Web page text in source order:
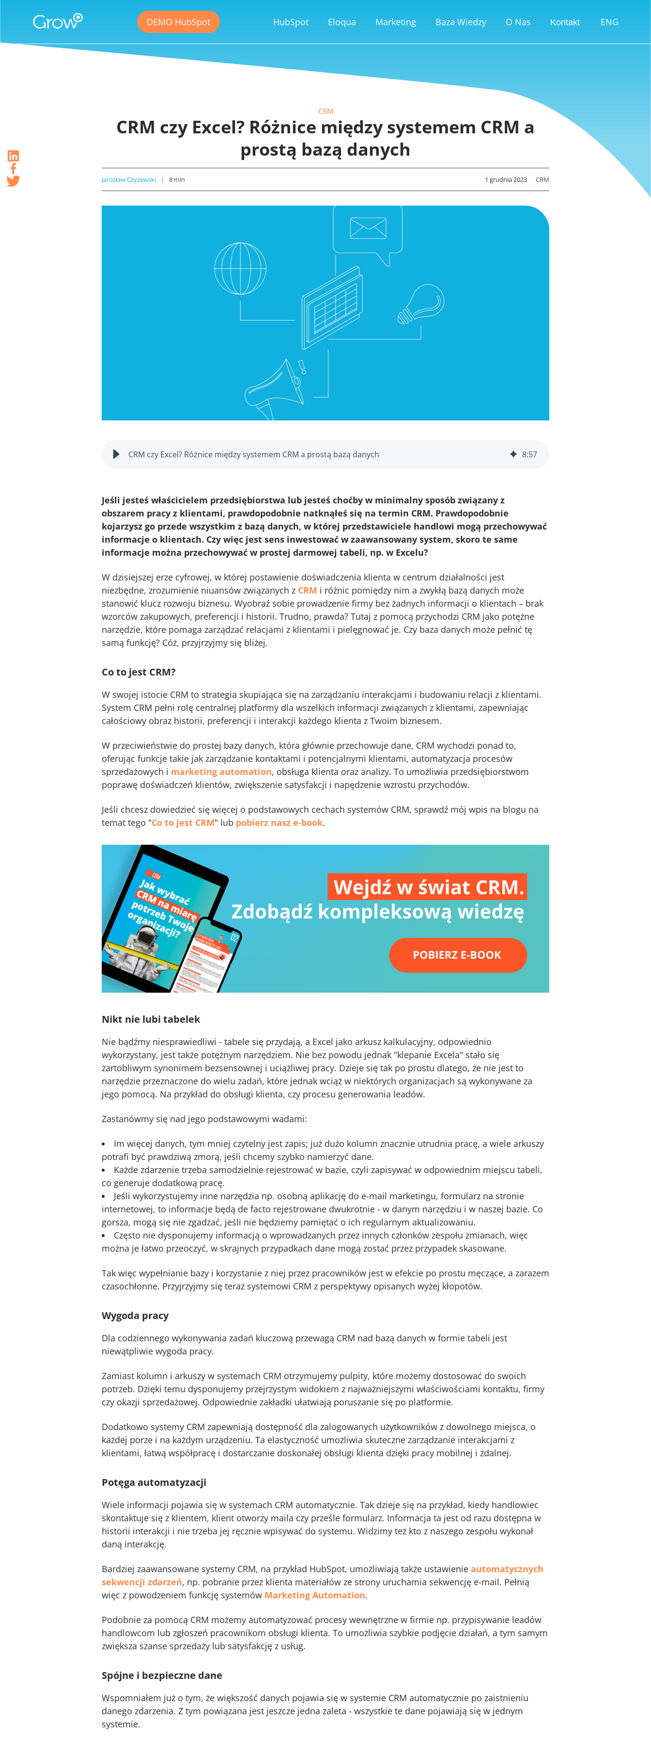
DEMO HubSpot HubSpot Eloqua Marketing Baza Wiedzy O Nas Kontakt ENG
CRM
CRM czy Excel? Różnice między systemem CRM a
prostą bazą danych
Jarosław Czyżewski 8 min 1 grudnia 2023 CRM
CRM czy Excel? Różnice między systemem CRM a prostą bazą danych 8:57
Jeśli jesteś właścicielem przedsiębiorstwa lub jesteś choćby w minimalny sposób związany z
obszarem pracy z klientami, prawdopodobnie natknąłeś się na termin CRM. Prawdopodobnie
kojarzysz go przede wszystkim z bazą danych, w której przedstawiciele handlowi mogą przechowywać
informacje o klientach. Czy więc jest sens inwestować w zaawansowany system, skoro te same
informacje można przechowywać w prostej darmowej tabeli, np. w Excelu?
W dzisiejszej erze cyfrowej, w której postawienie doświadczenia klienta w centrum działalności jest
niezbędne, zrozumienie niuansów związanych z CRM i różnic pomiędzy nim a zwykłą bazą danych może
stanowić klucz rozwoju biznesu. Wyobraź sobie prowadzenie firmy bez żadnych informacji o klientach – brak
wzorców zakupowych, preferencji i historii. Trudno, prawda? Tutaj z pomocą przychodzi CRM jako potężne
narzędzie, które pomaga zarządzać relacjami z klientami i pielęgnować je. Czy baza danych może pełnić tę
samą funkcję? Cóż, przyjrzyjmy się bliżej.
Co to jest CRM?
W swojej istocie CRM to strategia skupiająca się na zarządzaniu interakcjami i budowaniu relacji z klientami.
System CRM pełni rolę centralnej platformy dla wszelkich informacji związanych z klientami, zapewniając
całościowy obraz historii, preferencji i interakcji każdego klienta z Twoim biznesem.
W przeciwieństwie do prostej bazy danych, która głównie przechowuje dane, CRM wychodzi ponad to,
oferując funkcje takie jak zarządzanie kontaktami i potencjalnymi klientami, automatyzacja procesów
sprzedażowych i marketing automation, obsługa klienta oraz analizy. To umożliwia przedsiębiorstwom
poprawę doświadczeń klientów, zwiększenie satysfakcji i napędzenie wzrostu przychodów.
Jeśli chcesz dowiedzieć się więcej o podstawowych cechach systemów CRM, sprawdź mój wpis na blogu na
temat tego "Co to jest CRM" lub pobierz nasz e-book.
Nikt nie lubi tabelek
Nie bądźmy niesprawiedliwi - tabele się przydają, a Excel jako arkusz kalkulacyjny, odpowiednio
wykorzystany, jest także potężnym narzędziem. Nie bez powodu jednak "klepanie Excela" stało się
żartobliwym synonimem bezsensownej i uciążliwej pracy. Dzieje się tak po prostu dlatego, że nie jest to
narzędzie przeznaczone do wielu zadań, które jednak wciąż w niektórych organizacjach są wykonywane za
jego pomocą. Na przykład do obsługi klienta, czy procesu generowania leadów.
Zastanówmy się nad jego podstawowymi wadami:
Im więcej danych, tym mniej czytelny jest zapis; już dużo kolumn znacznie utrudnia pracę, a wiele arkuszy
potrafi być prawdziwą zmorą, jeśli chcemy szybko namierzyć dane.
Każde zdarzenie trzeba samodzielnie rejestrować w bazie, czyli zapisywać w odpowiednim miejscu tabeli,
co generuje dodatkową pracę.
Jeśli wykorzystujemy inne narzędzia np. osobną aplikację do e-mail marketingu, formularz na stronie
internetowej, to informacje będą de facto rejestrowane dwukrotnie - w danym narzędziu i w naszej bazie. Co
gorsza, mogą się nie zgadzać, jeśli nie będziemy pamiętać o ich regularnym aktualizowaniu.
Często nie dysponujemy informacją o wprowadzanych przez innych członków zespołu zmianach, więc
można je łatwo przeoczyć, w skrajnych przypadkach dane mogą zostać przez przypadek skasowane.
Tak więc wypełnianie bazy i korzystanie z niej przez pracowników jest w efekcie po prostu męczące, a zarazem
czasochłonne. Przyjrzyjmy się teraz systemowi CRM z perspektywy opisanych wyżej kłopotów.
Wygoda pracy
Dla codziennego wykonywania zadań kluczową przewagą CRM nad bazą danych w formie tabeli jest
niewątpliwie wygoda pracy.
Zamiast kolumn i arkuszy w systemach CRM otrzymujemy pulpity, które możemy dostosować do swoich
potrzeb. Dzięki temu dysponujemy przejrzystym widokiem z najważniejszymi właściwościami kontaktu, firmy
czy okazji sprzedażowej. Odpowiednie zakładki ułatwiają poruszanie się po platformie.
Dodatkowo systemy CRM zapewniają dostępność dla zalogowanych użytkowników z dowolnego miejsca, o
każdej porze i na każdym urządzeniu. Ta elastyczność umożliwia skuteczne zarządzanie interakcjami z
klientami, łatwą współpracę i dostarczanie doskonałej obsługi klienta dzięki pracy mobilnej i zdalnej.
Potęga automatyzacji
Wiele informacji pojawia się w systemach CRM automatycznie. Tak dzieje się na przykład, kiedy handlowiec
skontaktuje się z klientem, klient otworzy maila czy prześle formularz. Informacja ta jest od razu dostępna w
historii interakcji i nie trzeba jej ręcznie wpisywać do systemu. Widzimy też kto z naszego zespołu wykonał
daną interakcję.
Bardziej zaawansowane systemy CRM, na przykład HubSpot, umożliwiają także ustawienie automatycznych
sekwencji zdarzeń, np. pobranie przez klienta materiałów ze strony uruchamia sekwencję e-mail. Pełnią
więc z powodzeniem funkcję systemów Marketing Automation.
Podobnie za pomocą CRM możemy automatyzować procesy wewnętrzne w firmie np. przypisywanie leadów
handlowcom lub zgłoszeń pracownikom obsługi klienta. To umożliwia szybkie podjęcie działań, a tym samym
zwiększa szanse sprzedaży lub satysfakcję z usług.
Spójne i bezpieczne dane
Wspomniałem już o tym, że większość danych pojawia się w systemie CRM automatycznie po zaistnieniu
danego zdarzenia. Z tym powiązana jest jeszcze jedna zaleta - wszystkie te dane pojawiają się w jednym
systemie.